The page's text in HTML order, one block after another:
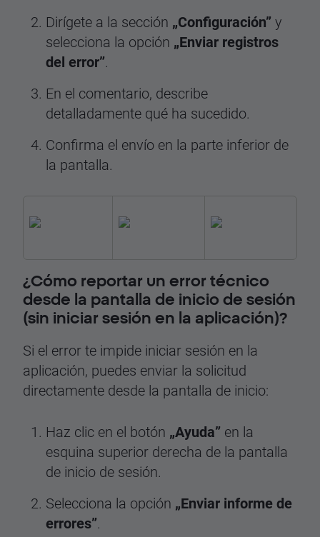
Dirígete a la sección „Configuración” y
selecciona la opción „Enviar registros
del error”.
En el comentario, describe
detalladamente qué ha sucedido.
Confirma el envío en la parte inferior de
la pantalla.
¿Cómo reportar un error técnico
desde la pantalla de inicio de sesión
(sin iniciar sesión en la aplicación)?
Si el error te impide iniciar sesión en la
aplicación, puedes enviar la solicitud
directamente desde la pantalla de inicio:
Haz clic en el botón „Ayuda” en la
esquina superior derecha de la pantalla
de inicio de sesión.
Selecciona la opción „Enviar informe de
errores”.